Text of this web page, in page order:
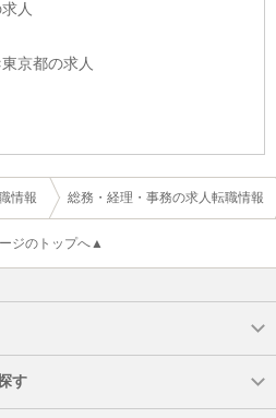
人
京都の求人
情報 総務・経理・事務の求人転職情報
ジのトップへ▲
す